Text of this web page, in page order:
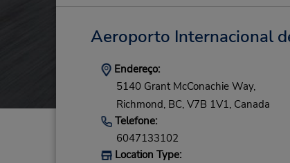
Aeroporto Internacional
Endereço:
5140 Grant McConachie Way,
Richmond, BC, V7B 1V1, Canada
Telefone:
6047133102
Location Type: